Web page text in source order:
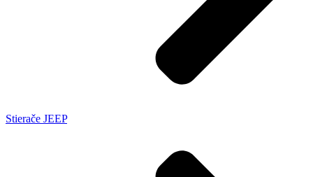
Stierače JEEP